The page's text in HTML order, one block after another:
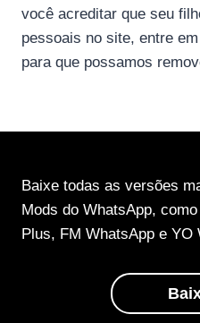
você acreditar que seu
pessoais no site, entre
para que possamos
Baixe todas as versões
Mods do WhatsApp,
Plus, FM WhatsApp e YO